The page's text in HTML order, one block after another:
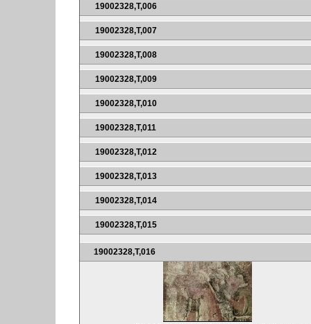
19002328,T,006
19002328,T,007
19002328,T,008
19002328,T,009
19002328,T,010
19002328,T,011
19002328,T,012
19002328,T,013
19002328,T,014
19002328,T,015
19002328,T,016